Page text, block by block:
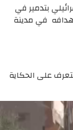
بتدمير في
في مدينة
على الحكاية